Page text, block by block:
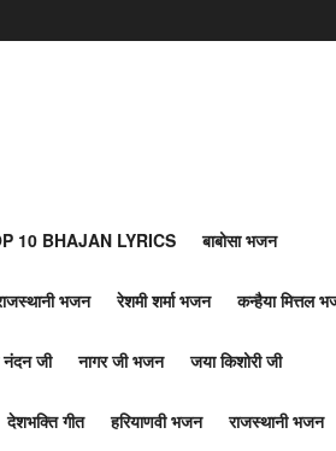
10 BHAJAN LYRICS बाबोसा भजन
भजन रेशमी शर्मा भजन कन्हैया मित्तल
नंदन जी नागर जी भजन जया किशोरी जी
देशभक्ति गीत हरियाणवी भजन राजस्थानी भजन